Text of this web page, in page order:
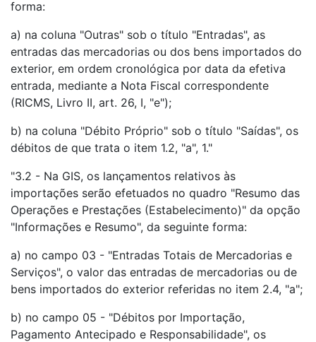
forma:
a) na coluna "Outras" sob o título "Entradas", as
entradas das mercadorias ou dos bens importados do
exterior, em ordem cronológica por data da efetiva
entrada, mediante a Nota Fiscal correspondente
(RICMS, Livro II, art. 26, I, "e");
b) na coluna "Débito Próprio" sob o título "Saídas", os
débitos de que trata o item 1.2, "a", 1."
"3.2 - Na GIS, os lançamentos relativos às
importações serão efetuados no quadro "Resumo das
Operações e Prestações (Estabelecimento)" da opção
"Informações e Resumo", da seguinte forma:
a) no campo 03 - "Entradas Totais de Mercadorias e
Serviços", o valor das entradas de mercadorias ou de
bens importados do exterior referidas no item 2.4, "a";
b) no campo 05 - "Débitos por Importação,
Pagamento Antecipado e Responsabilidade", os